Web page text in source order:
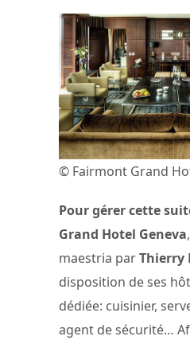
© Fairmont Grand
Pour gérer cette
Grand Hotel Geneva
maestria parThierry
disposition de ses
dédiée: cuisinier,
agent de sécurité…